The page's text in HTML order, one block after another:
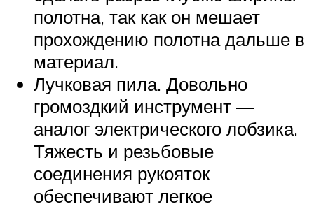
полотна, так как он мешает
прохождению полотна дальше в
материал.
Лучковая пила. Довольно
громоздкий инструмент —
аналог электрического лобзика.
Тяжесть и резьбовые
соединения рукояток
обеспечивают легкое